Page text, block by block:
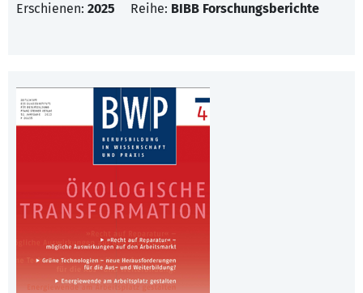
Erschienen: 2025 Reihe: BIBB Forschungsberichte